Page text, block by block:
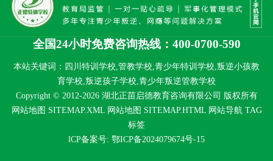
全国24小时免费咨询热线：400-0700-590
本站关键词：四川特训学校,管教学校,青少年特训学校,叛逆小孩教
育学校,叛逆孩子学校,青少年叛逆管教学校
Copyright © 2012-2026 湖北正苗启德教育咨询有限公司 版权所有
网站地图 SITEMAP.XML 网站地图 SITEMAP.HTML 网站导航 TAG
标签
lCP备案号: 鄂ICP备2024079674号-15